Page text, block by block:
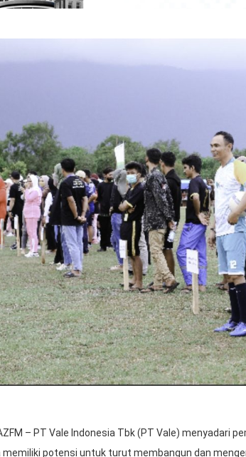
– PT Vale Indonesia Tbk (PT Vale) menyadari
memiliki potensi untuk turut membangun dan